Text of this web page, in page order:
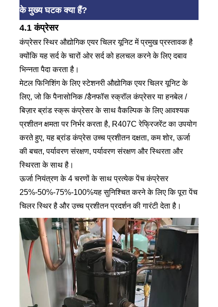
के मुख्य घटक क्या हैं?
4.1 कंप्रेसर
कंप्रेसर स्थिर औद्योगिक एयर चिलर यूनिट में प्रमुख प्रस्तावक है
क्योंकि यह सर्द के चारों ओर सर्द को हलचल करने के लिए दबाव
भिन्नता पैदा करता है।
मेटल फिनिशिंग के लिए स्टेशनरी औद्योगिक एयर चिलर यूनिट के
लिए, जो कि पैनासोनिक /डैनफॉस स्क्रॉल कंप्रेसर या हनबेल /
बिज़ार ब्रांड स्क्रू कंप्रेसर के साथ वैकल्पिक के लिए आवश्यक
प्रशीतन क्षमता पर निर्भर करता है, R407C रेफ्रिजरेंट का उपयोग
करते हुए, यह ब्रांड कंप्रेस उच्च प्रशीतन दक्षता, कम शोर, ऊर्जा
की बचत, पर्यावरण संरक्षण, पर्यावरण संरक्षण और स्थिरता और
स्थिरता के साथ है।
ऊर्जा नियंत्रण के 4 चरणों के साथ प्रत्येक पेंच कंप्रेसर
25%-50%-75%-100%यह सुनिश्चित करने के लिए कि पूरा पेंच
चिलर स्थिर है और उच्च प्रशीतन प्रदर्शन की गारंटी देता है।